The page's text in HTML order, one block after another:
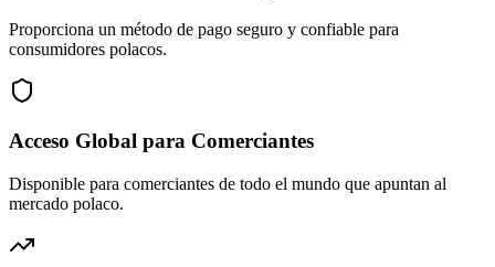
Proporciona un método de pago seguro y confiable para
consumidores polacos.
Acceso Global para Comerciantes
Disponible para comerciantes de todo el mundo que apuntan al
mercado polaco.